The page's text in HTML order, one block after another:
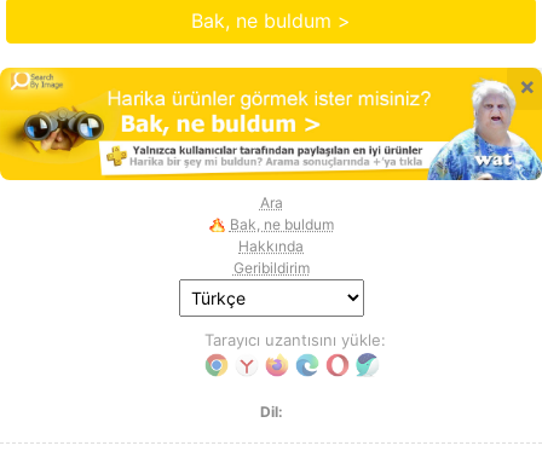
Bak, ne buldum >
×
Ara
Bak, ne buldum
Hakkında
Geribildirim
Tarayıcı uzantısını yükle:
Dil: